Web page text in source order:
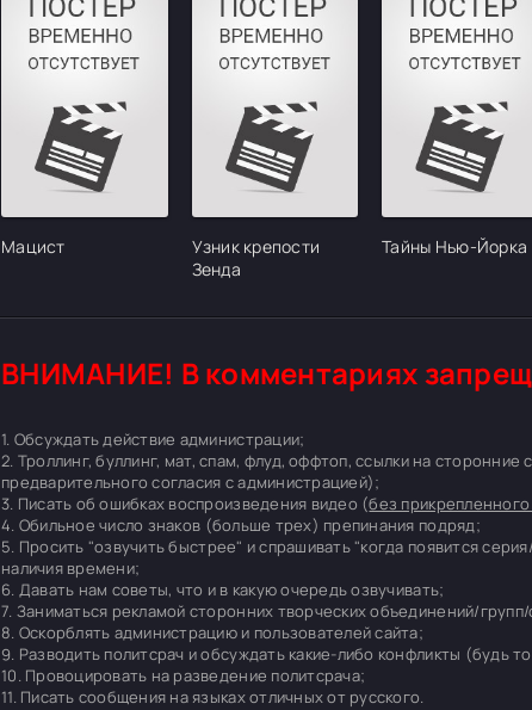
Мацист
Узник крепости
Зенда
Тайны Нью-Йорка
ВНИМАНИЕ! В комментариях
1. Обсуждать действие администрации;
2. Троллинг, буллинг, мат, спам, флуд, оффтоп, ссылки на сторонние
предварительного согласия с администрацией);
3. Писать об ошибках воспроизведения видео (без
4. Обильное число знаков (больше трех) препинания подряд;
5. Просить "озвучить быстрее" и спрашивать "когда появится
наличия времени;
6. Давать нам советы, что и в какую очередь озвучивать;
7. Заниматься рекламой сторонних творческих объединений/
8. Оскорблять администрацию и пользователей сайта;
9. Разводить политсрач и обсуждать какие-либо конфликты (будь
10. Провоцировать на разведение политсрача;
11. Писать сообщения на языках отличных от русского.